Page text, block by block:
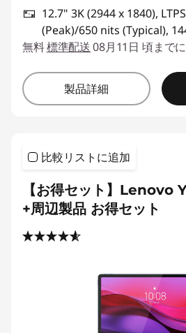
12.7" 3K (2944 x 1840),
(Peak)/650 nits (Typical),
無料標準配送08月11日 頃まで
製品詳細
比較リストに追加
【お得セット】Lenovo
+周辺製品 お得セット